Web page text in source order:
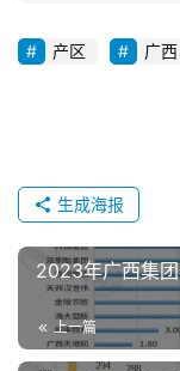
讯
闻
分
产区 广西
生成海报
2023年广西集
上一篇